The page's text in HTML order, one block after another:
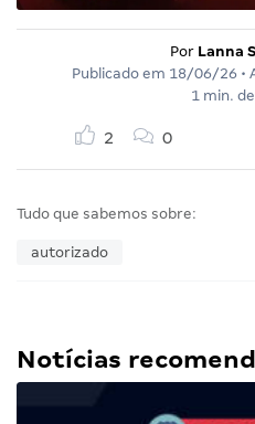
Por Lanna
Publicado em 18/06/26 •
1 min.
2 0
Tudo que sabemos sobre:
autorizado
Notícias